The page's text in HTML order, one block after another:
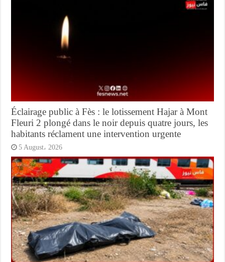
Éclairage public à Fès : le lotissement Hajar à Mont
Fleuri 2 plongé dans le noir depuis quatre jours, les
habitants réclament une intervention urgente
5 August، 2026